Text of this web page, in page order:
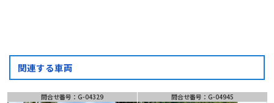
関連する車両
問合せ番号：G-04329 問合せ番号：G-04945